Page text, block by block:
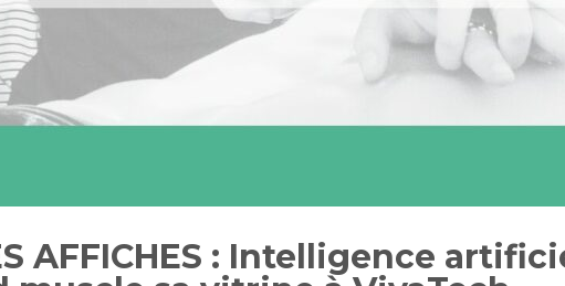
AFFICHES : Intelligence